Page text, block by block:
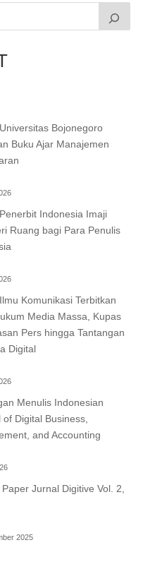
Bojonegoro
Buku Ajar Manajemen
Indonesia Imaji
Ruang bagi Para Penulis
Komunikasi Terbitkan
Media Massa, Kupas
Pers hingga Tantangan
Digital
Menulis Indonesian
Digital Business,
and Accounting
Jurnal Digitive Vol. 2,
2025